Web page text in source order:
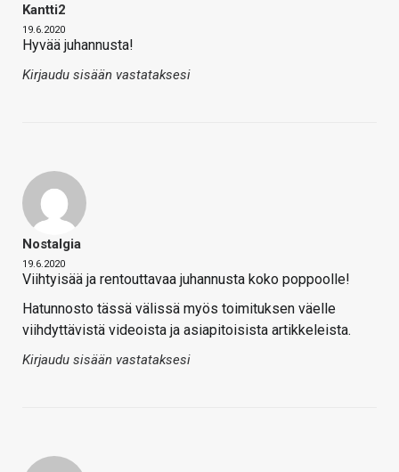
Kantti2
19.6.2020
Hyvää juhannusta!
Kirjaudu sisään vastataksesi
Nostalgia
19.6.2020
Viihtyisää ja rentouttavaa juhannusta koko poppoolle!
Hatunnosto tässä välissä myös toimituksen väelle
viihdyttävistä videoista ja asiapitoisista artikkeleista.
Kirjaudu sisään vastataksesi